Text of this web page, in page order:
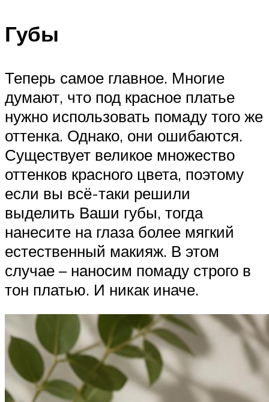
Губы
Теперь самое главное. Многие
думают, что под красное платье
нужно использовать помаду того же
оттенка. Однако, они ошибаются.
Существует великое множество
оттенков красного цвета, поэтому
если вы всё-таки решили
выделить Ваши губы, тогда
нанесите на глаза более мягкий
естественный макияж. В этом
случае – наносим помаду строго в
тон платью. И никак иначе.